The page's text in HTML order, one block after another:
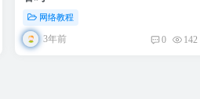
网络教程
3年前 0 142